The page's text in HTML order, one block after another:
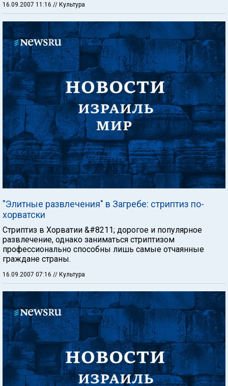
16.09.2007 11:16 // Культура
"Элитные развлечения" в Загребе: стриптиз по-
хорватски
Стриптиз в Хорватии &#8211; дорогое и популярное
развлечение, однако заниматься стриптизом
профессионально способны лишь самые отчаянные
граждане страны.
16.09.2007 07:16 // Культура